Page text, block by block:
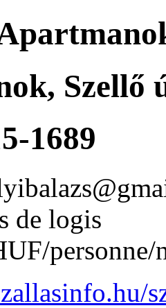
, Szellő
1689
de logis
personne/